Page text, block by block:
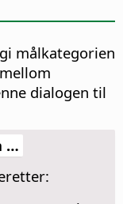
målkategorien
dialogen til
…